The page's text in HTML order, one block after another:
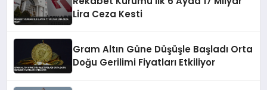
Lira Ceza Kesti
Gram Altın Güne Düşüşle Başladı Orta
Doğu Gerilimi Fiyatları Etkiliyor